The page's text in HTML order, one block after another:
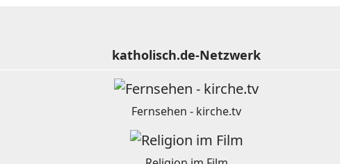
katholisch.de-Netzwerk
Fernsehen - kirche.tv